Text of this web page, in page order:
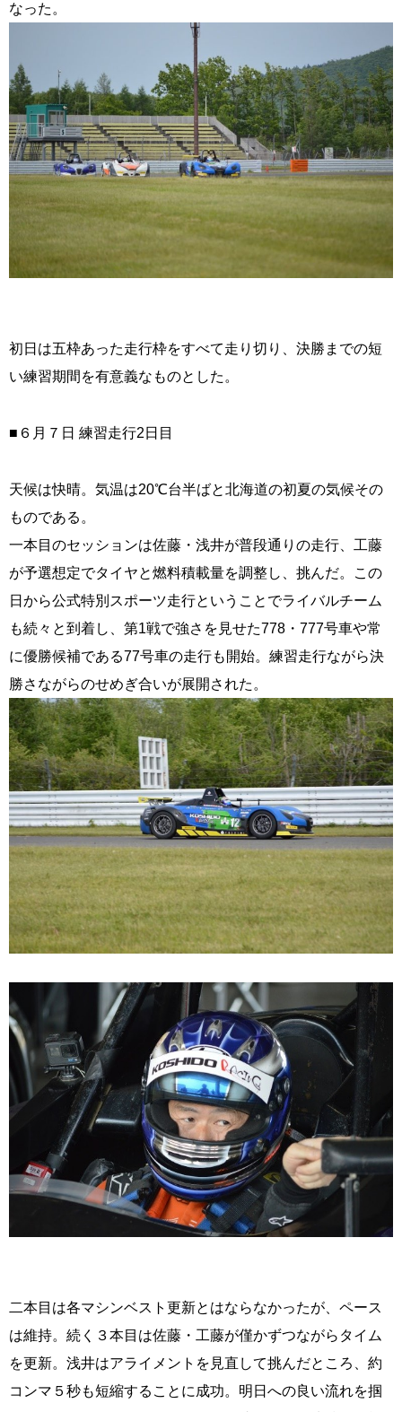
なった。
初日は五枠あった走行枠をすべて走り切り、決勝までの短
い練習期間を有意義なものとした。
■６月７日 練習走行2日目
天候は快晴。気温は20℃台半ばと北海道の初夏の気候その
ものである。
一本目のセッションは佐藤・浅井が普段通りの走行、工藤
が予選想定でタイヤと燃料積載量を調整し、挑んだ。この
日から公式特別スポーツ走行ということでライバルチーム
も続々と到着し、第1戦で強さを見せた778・777号車や常
に優勝候補である77号車の走行も開始。練習走行ながら決
勝さながらのせめぎ合いが展開された。
二本目は各マシンベスト更新とはならなかったが、ペース
は維持。続く３本目は佐藤・工藤が僅かずつながらタイム
を更新。浅井はアライメントを見直して挑んだところ、約
コンマ５秒も短縮することに成功。明日への良い流れを掴